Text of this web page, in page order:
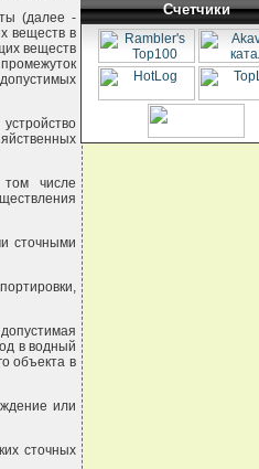
(далее -
веществ в
веществ
числе
сточными
в водный
объекта в
или
сточных
Счетчики